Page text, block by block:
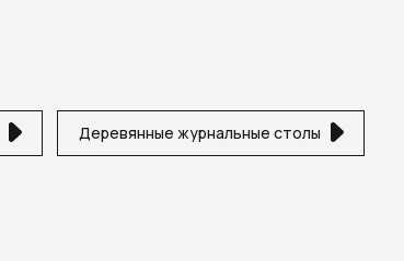
Деревянные журнальные столы